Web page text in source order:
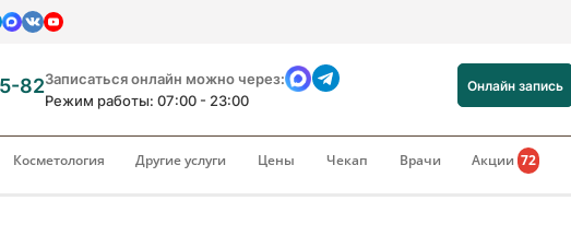
82Записаться онлайн можно через:
Режим работы: 07:00 - 23:00
Онлайн запись
Косметология Другие услуги Цены Чекап Врачи Акции72